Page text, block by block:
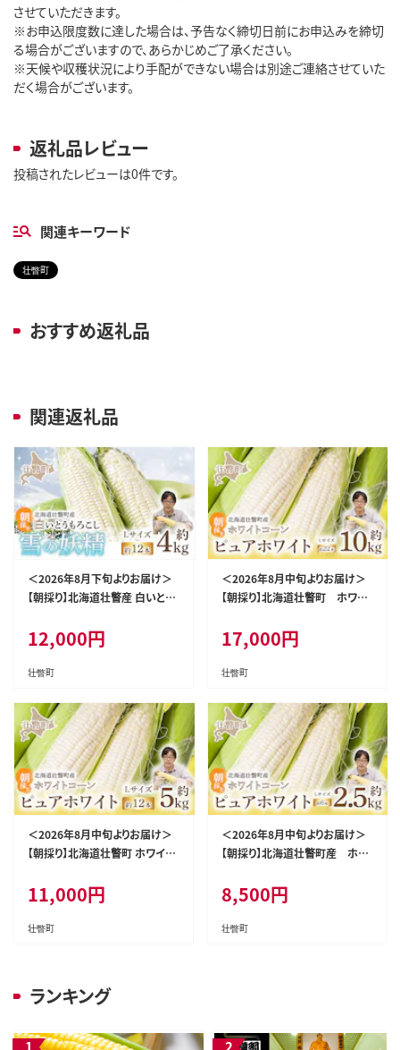
させていただきます。
※お申込限度数に達した場合は、予告なく締切日前にお申込みを締切
る場合がございますので、あらかじめご了承ください。
※天候や収穫状況により手配ができない場合は別途ご連絡させていた
だく場合がございます。
返礼品レビュー
投稿されたレビューは0件です。
関連キーワード
壮瞥町
おすすめ返礼品
関連返礼品
＜2026年8月下旬よりお届け＞
【朝採り】北海道壮瞥産 白いとう
本(約4kg) SBTQ001
12,000円
壮瞥町
＜2026年8月中旬よりお届け＞
【朝採り】北海道壮瞥町 ホワイ
ズ以上22本（約10kg） SBTQ00
17,000円
壮瞥町
＜2026年8月中旬よりお届け＞
【朝採り】北海道壮瞥町 ホワイト
以上12本(約5kg) SBTQ003
11,000円
壮瞥町
＜2026年8月中旬よりお届け＞
【朝採り】北海道壮瞥町産 ホワ
イズ以上6本（約2.5kg） SBTQ0
04
8,500円
壮瞥町
ランキング